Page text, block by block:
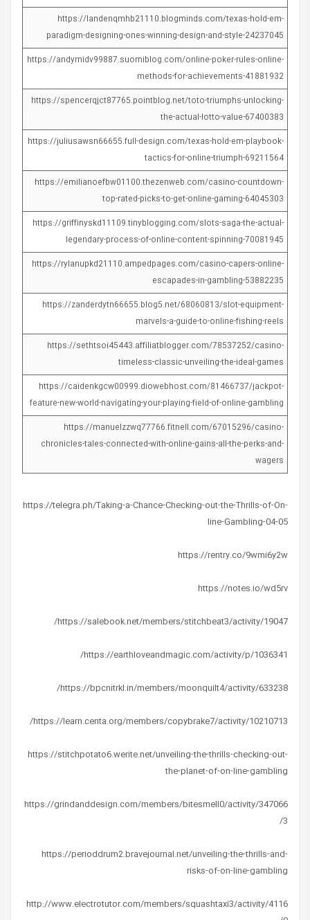
https://landenqmhb21110.blogminds.com/texas-hold-em-
paradigm-designing-ones-winning-design-and-style-24237045
https://andymidv99887.suomiblog.com/online-poker-rules-online-
methods-for-achievements-41881932
https://spencerqjct87765.pointblog.net/toto-triumphs-unlocking-
the-actual-lotto-value-67400383
https://juliusawsn66655.full-design.com/texas-hold-em-playbook-
tactics-for-online-triumph-69211564
https://emilianoefbw01100.thezenweb.com/casino-countdown-
top-rated-picks-to-get-online-gaming-64045303
https://griffinyskd11109.tinyblogging.com/slots-saga-the-actual-
legendary-process-of-online-content-spinning-70081945
https://rylanupkd21110.ampedpages.com/casino-capers-online-
escapades-in-gambling-53882235
https://zanderdytn66655.blog5.net/68060813/slot-equipment-
marvels-a-guide-to-online-fishing-reels
https://sethtsoi45443.affiliatblogger.com/78537252/casino-
timeless-classic-unveiling-the-ideal-games
https://caidenkgcw00999.diowebhost.com/81466737/jackpot-
feature-new-world-navigating-your-playing-field-of-online-gambling
https://manuelzzwq77766.fitnell.com/67015296/casino-
chronicles-tales-connected-with-online-gains-all-the-perks-and-
wagers
https://telegra.ph/Taking-a-Chance-Checking-out-the-Thrills-of-On-
line-Gambling-04-05
https://rentry.co/9wmi6y2w
https://notes.io/wd5rv
https://salebook.net/members/stitchbeat3/activity/19047/
https://earthloveandmagic.com/activity/p/1036341/
https://bpcnitrkl.in/members/moonquilt4/activity/633238/
https://learn.centa.org/members/copybrake7/activity/10210713/
https://stitchpotato6.werite.net/unveiling-the-thrills-checking-out-
the-planet-of-on-line-gambling
https://grindanddesign.com/members/bitesmell0/activity/347066
3/
https://perioddrum2.bravejournal.net/unveiling-the-thrills-and-
risks-of-on-line-gambling
http://www.electrotutor.com/members/squashtaxi3/activity/4116